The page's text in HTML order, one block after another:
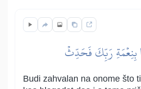
بِنِعۡمَةِ رَبِّكَ فَحَدِّثۡ
Budi zahvalan na onome što